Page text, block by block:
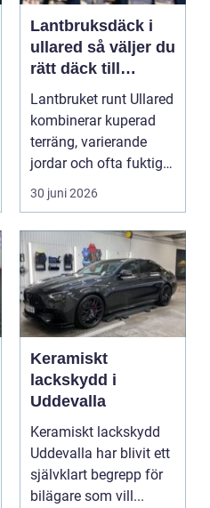
Lantbruksdäck i
ullared så väljer du
rätt däck till
gårdens maskiner
Lantbruket runt Ullared
kombinerar kuperad
terräng, varierande
jordar och ofta fuktigt
väder. Valet ...
30 juni 2026
Keramiskt
lackskydd i
Uddevalla
Keramiskt lackskydd
Uddevalla har blivit ett
självklart begrepp för
bilägare som vill...